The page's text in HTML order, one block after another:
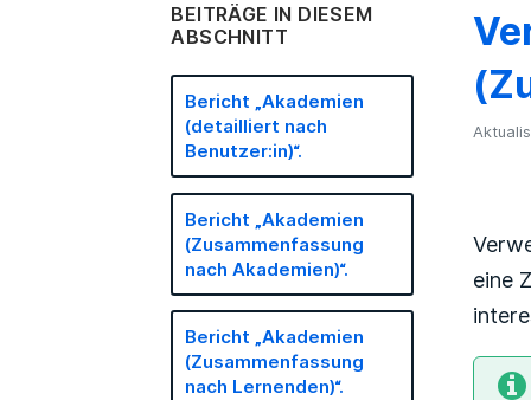
BEITRÄGE IN DIESEM
ABSCHNITT
Bericht „Akademien
(detailliert nach
Benutzer:in)“.
Bericht „Akademien
(Zusammenfassung
nach Akademien)“.
Bericht „Akademien
(Zusammenfassung
nach Lernenden)“.
eine